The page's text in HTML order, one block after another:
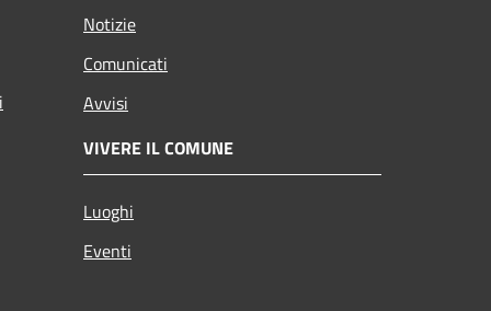
Notizie
Comunicati
Avvisi
VIVERE IL COMUNE
Luoghi
Eventi